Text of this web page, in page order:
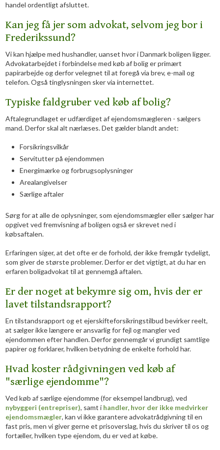
handel ordentligt afsluttet.
Kan jeg få jer som advokat, selvom jeg bor i
Frederikssund?
Vi kan hjælpe med hushandler, uanset hvor i Danmark boligen ligger.
Advokatarbejdet i forbindelse med køb af bolig er primært
papirarbejde og derfor velegnet til at foregå via brev, e-mail og
telefon. Også tinglysningen sker via internettet.
Typiske faldgruber ved køb af bolig?
Aftalegrundlaget er udfærdiget af ejendomsmægleren - sælgers
mand. Derfor skal alt nærlæses. Det gælder blandt andet:
Forsikringsvilkår
Servitutter på ejendommen
Energimærke og forbrugsoplysninger
Arealangivelser
Særlige aftaler
Sørg for at alle de oplysninger, som ejendomsmægler eller sælger har
opgivet ved fremvisning af boligen også er skrevet ned i
købsaftalen.
Erfaringen siger, at det ofte er de forhold, der ikke fremgår tydeligt,
som giver de største problemer. Derfor er det vigtigt, at du har en
erfaren boligadvokat til at gennemgå aftalen.
Er der noget at bekymre sig om, hvis der er
lavet tilstandsrapport?
En tilstandsrapport og et ejerskifteforsikringstilbud bevirker reelt,
at sælger ikke længere er ansvarlig for fejl og mangler ved
ejendommen efter handlen. Derfor gennemgår vi grundigt samtlige
papirer og forklarer, hvilken betydning de enkelte forhold har.
Hvad koster rådgivningen ved køb af
"særlige ejendomme"?
Ved køb af særlige ejendomme (for eksempel landbrug), ved
nybyggeri (entrepriser), samt i handler, hvor der ikke medvirker
ejendomsmægler, kan vi ikke garantere advokatrådgivning til en
fast pris, men vi giver gerne et prisoverslag, hvis du skriver til os og
fortæller, hvilken type ejendom, du er ved at købe.